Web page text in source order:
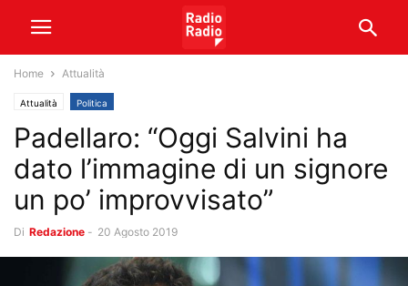
Home Attualità
Attualità Politica
Padellaro: “Oggi Salvini ha
dato l’immagine di un signore
un po’ improvvisato”
Di Redazione - 20 Agosto 2019